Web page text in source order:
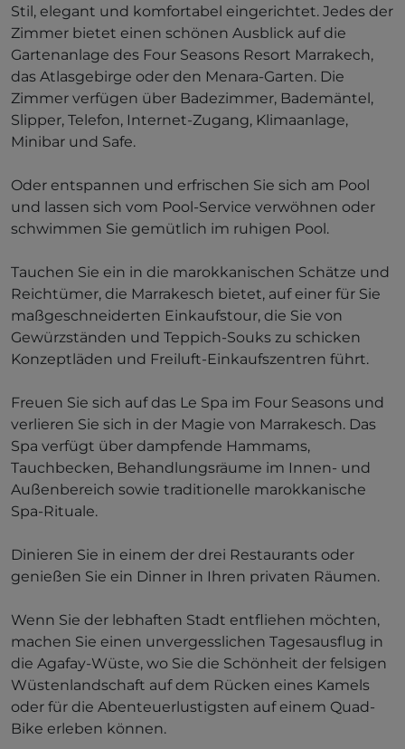
Stil, elegant und komfortabel eingerichtet. Jedes der
Zimmer bietet einen schönen Ausblick auf die
Gartenanlage des Four Seasons Resort Marrakech,
das Atlasgebirge oder den Menara-Garten. Die
Zimmer verfügen über Badezimmer, Bademäntel,
Slipper, Telefon, Internet-Zugang, Klimaanlage,
Minibar und Safe.
Oder entspannen und erfrischen Sie sich am Pool
und lassen sich vom Pool-Service verwöhnen oder
schwimmen Sie gemütlich im ruhigen Pool.
Tauchen Sie ein in die marokkanischen Schätze und
Reichtümer, die Marrakesch bietet, auf einer für Sie
maßgeschneiderten Einkaufstour, die Sie von
Gewürzständen und Teppich-Souks zu schicken
Konzeptläden und Freiluft-Einkaufszentren führt.
Freuen Sie sich auf das Le Spa im Four Seasons und
verlieren Sie sich in der Magie von Marrakesch. Das
Spa verfügt über dampfende Hammams,
Tauchbecken, Behandlungsräume im Innen- und
Außenbereich sowie traditionelle marokkanische
Spa-Rituale.
Dinieren Sie in einem der drei Restaurants oder
genießen Sie ein Dinner in Ihren privaten Räumen.
Wenn Sie der lebhaften Stadt entfliehen möchten,
machen Sie einen unvergesslichen Tagesausflug in
die Agafay-Wüste, wo Sie die Schönheit der felsigen
Wüstenlandschaft auf dem Rücken eines Kamels
oder für die Abenteuerlustigsten auf einem Quad-
Bike erleben können.